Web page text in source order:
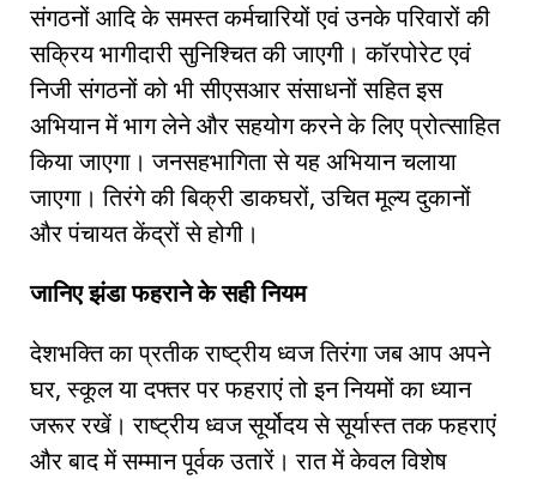
संगठनों आदि के समस्त कर्मचारियों एवं उनके परिवारों की
सक्रिय भागीदारी सुनिश्चित की जाएगी। कॉरपोरेट एवं
निजी संगठनों को भी सीएसआर संसाधनों सहित इस
अभियान में भाग लेने और सहयोग करने के लिए प्रोत्साहित
किया जाएगा। जनसहभागिता से यह अभियान चलाया
जाएगा। तिरंगे की बिक्री डाकघरों, उचित मूल्य दुकानों
और पंचायत केंद्रों से होगी।
जानिए झंडा फहराने के सही नियम
देशभक्ति का प्रतीक राष्ट्रीय ध्वज तिरंगा जब आप अपने
घर, स्कूल या दफ्तर पर फहराएं तो इन नियमों का ध्यान
जरूर रखें। राष्ट्रीय ध्वज सूर्योदय से सूर्यास्त तक फहराएं
और बाद में सम्मान पूर्वक उतारें। रात में केवल विशेष